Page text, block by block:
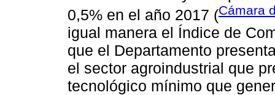
0,5% en el año 2017 (Cámara
igual manera el Índice de
que el Departamento
el sector agroindustrial que
tecnológico mínimo que